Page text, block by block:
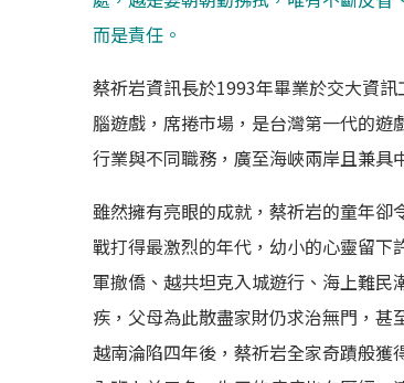
而是責任。
蔡祈岩資訊長於1993年畢業於交大資
腦遊戲，席捲市場，是台灣第一代的
行業與不同職務，廣至海峽兩岸且兼具
雖然擁有亮眼的成就，蔡祈岩的童年
戰打得最激烈的年代，幼小的心靈留
軍撤僑、越共坦克入城遊行、海上難
疾，父母為此散盡家財仍求治無門，甚
越南淪陷四年後，蔡祈岩全家奇蹟般